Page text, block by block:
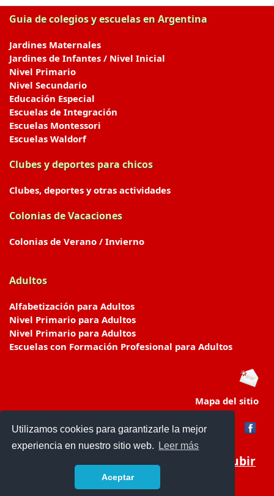
Utilizamos cookies para garantizarle la mejor
experiencia en nuestro sitio web.
Leer más
Aceptar
Guia de colegios y escuelas en Argentina
Jardines Maternales
Jardines de Infantes / Nivel Inicial
Nivel Primario
Nivel Secundario
Educación Especial
Escuelas de Integración
Escuelas Montessori
Escuelas Waldorf
Clubes y deportes para chicos
Clubes, deportes y otras actividades
Colonias de Vacaciones
Colonias de Verano / Invierno
Adultos
Alfabetización para Adultos
Nivel Primario para Adultos
Nivel Primario para Adultos
Escuelas con Formación Profesional para Adultos
Mapa del sitio
Subir